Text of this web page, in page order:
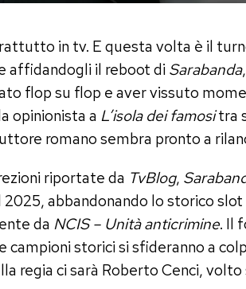
in tv. E questa volta è il
affidandogli il reboot diSarabanda
flop su flop e aver vissuto
opinionista a L’isola dei famositra
romano sembra pronto a
riportate da TvBlog,
abbandonando lo storico slot
da NCIS – Unità anticrimine. Il
campioni storici si sfideranno a
regia ci sarà Roberto Cenci,